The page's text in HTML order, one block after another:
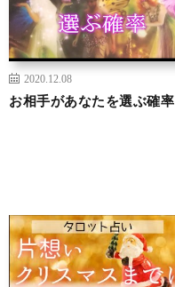
2020.12.08
お相手があなたを選ぶ確率